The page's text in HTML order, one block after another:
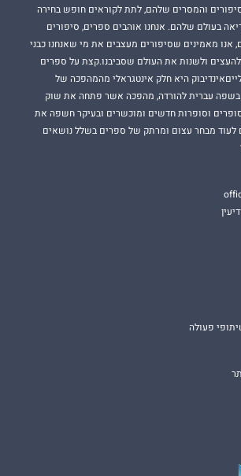
והמסרים שלהם, לתת לקוראים חופש בחירה
בעולם שלהם. אנחנו אוהבים ספרים, סיפורים
אנו מאמינים שסיפורים מעצבים את מי שאנחנו כבני
להעצים ולשנות את העולם שסביבנו.קצת על ספרים
היא חלק אינטגראלי מהמהפכה של
בשפה עברית להורדה, מהפכה אשר פתחה את שוק
וסופרות חדשים ומוכשרים ובעיקר חשפה את
לעוד מבחר עצום ומרתק של ספרים בשלל נושאים
פעולה